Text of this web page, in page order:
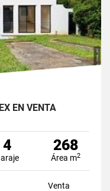
EN VENTA
4 268
Área m2
Venta